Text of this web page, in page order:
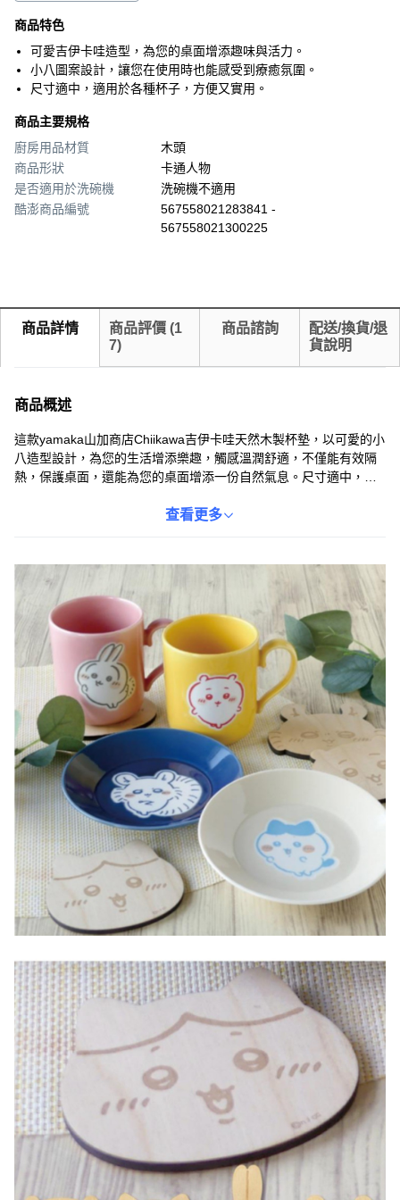
商品特色
可愛吉伊卡哇造型，為您的桌面增添趣味與活力。
小八圖案設計，讓您在使用時也能感受到療癒氛圍。
尺寸適中，適用於各種杯子，方便又實用。
商品主要規格
廚房用品材質
木頭
商品形狀
卡通人物
是否適用於洗碗機
洗碗機不適用
酷澎商品編號
567558021283841 -
567558021300225
商品詳情 商品評價 (1
7)
商品諮詢
配送/換貨/退
貨說明
商品概述
這款yamaka山加商店Chiikawa吉伊卡哇天然木製杯墊，以可愛的小
八造型設計，為您的生活增添樂趣，觸感溫潤舒適，不僅能有效隔
熱，保護桌面，還能為您的桌面增添一份自然氣息。尺寸適中，適
伊卡哇陪伴您，享受每一杯飲品。
查看更多